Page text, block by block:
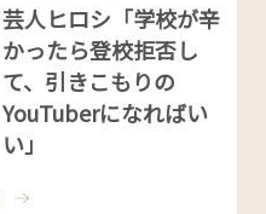
芸人ヒロシ「学校が辛
かったら登校拒否し
て、引きこもりの
YouTuberになればい
い」